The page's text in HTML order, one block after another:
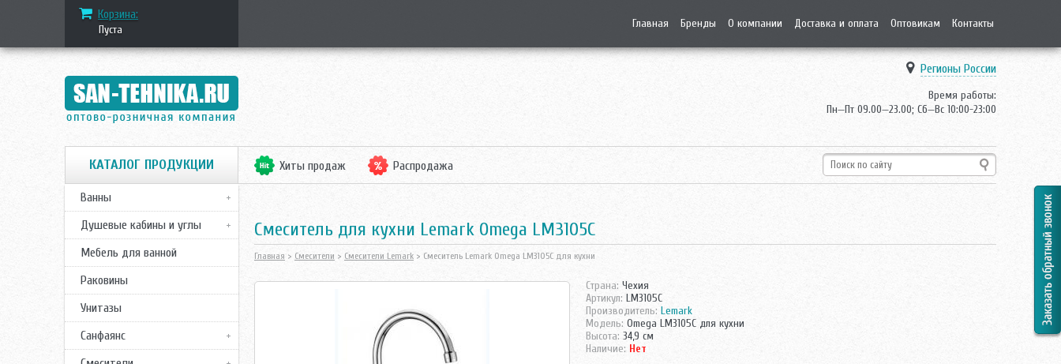
Корзина:
Пуста Главная Бренды О компании Доставка и оплата Оптовикам Контакты
Регионы России
Время работы:
Пн—Пт 09.00—23.00; Сб—Вс 10:00-23:00
КАТАЛОГ ПРОДУКЦИИ
Ванны
Душевые кабины и углы
Мебель для ванной
Раковины
Унитазы
Санфаянс
Хиты продаж Распродажа
Смеситель для кухни Lemark Omega LM3105C
Главная > Смесители > Смесители Lemark > Смеситель Lemark Omega LM3105C для кухни
Страна: Чехия
Артикул: LM3105C
Производитель: Lemark
Модель: Omega LM3105C для кухни
Высота: 34,9 см
Наличие: Нет